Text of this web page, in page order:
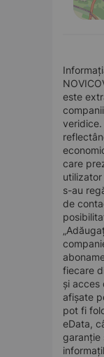
este
veridice.
care
s-au
de
fiecare
și acces
afișate
pot fi
eData,
garanție